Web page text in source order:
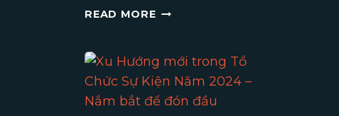
READ MOREYEAR
CƠ
HỘI
GHI
DẤU